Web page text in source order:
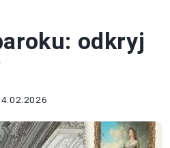
odkryj